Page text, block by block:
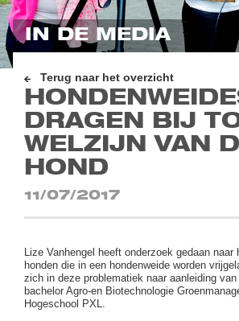
IN DE MEDIA
Terug naar het overzicht
DRAGEN BIJ
WELZIJN VAN
HOND
11/07/2017
Lize Vanhengel heeft onderzoek gedaan naar
honden die in een hondenweide worden
zich in deze problematiek naar aanleiding
bachelor Agro-en Biotechnologie
Hogeschool PXL.